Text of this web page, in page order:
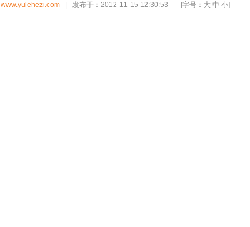
www.yulehezi.com | 发布于：2012-11-15 12:30:53 [字号： 大 中 小]